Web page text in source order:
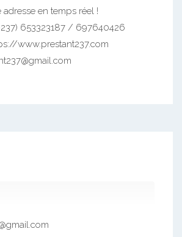
adresse en temps réel !
653323187 / 697640426
www.prestant237.com